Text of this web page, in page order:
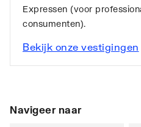
Expressen (voor
consumenten).
Bekijk onze vestigingen
Navigeer naar